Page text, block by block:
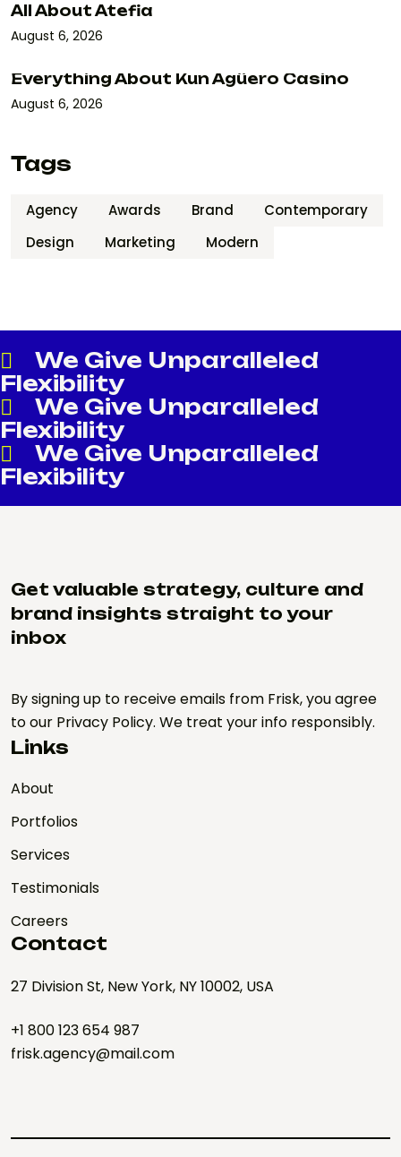
All About Atefia
August 6, 2026
Everything About Kun Agüero Casino
August 6, 2026
Tags
Agency Awards Brand
Contemporary
Design
Marketing Modern
We Give Unparalleled
Flexibility
We Give Unparalleled
Flexibility
We Give Unparalleled
Flexibility
Get valuable strategy, culture and
brand insights straight to your
inbox
By signing up to receive emails from Frisk, you agree
to our Privacy Policy. We treat your info responsibly.
Links
About
Portfolios
Services
Testimonials
Careers
Contact
27 Division St, New York, NY 10002, USA
+1 800 123 654 987
frisk.agency@mail.com